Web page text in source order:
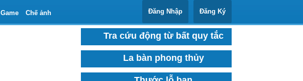
Game Chế ảnh Đăng Ký
Đăng Nhập
Tra cứu động từ bất quy tắc
La bàn phong thủy